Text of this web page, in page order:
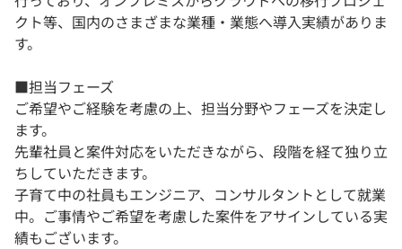
クト等、国内のさまざまな業種・業態へ導入実績がありま
す。
■担当フェーズ
ご希望やご経験を考慮の上、担当分野やフェーズを決定し
ます。
先輩社員と案件対応をいただきながら、段階を経て独り立
ちしていただきます。
子育て中の社員もエンジニア、コンサルタントとして就業
中。ご事情やご希望を考慮した案件をアサインしている実
績もございます。